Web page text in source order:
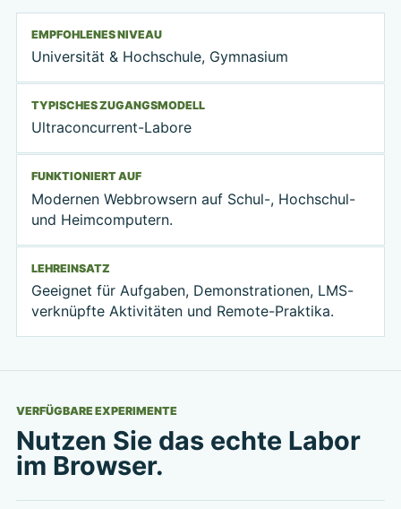
EMPFOHLENES NIVEAU
Universität & Hochschule, Gymnasium
TYPISCHES ZUGANGSMODELL
Ultraconcurrent-Labore
FUNKTIONIERT AUF
Modernen Webbrowsern auf Schul-, Hochschul-
und Heimcomputern.
LEHREINSATZ
Geeignet für Aufgaben, Demonstrationen, LMS-
verknüpfte Aktivitäten und Remote-Praktika.
VERFÜGBARE EXPERIMENTE
Nutzen Sie das echte Labor
im Browser.